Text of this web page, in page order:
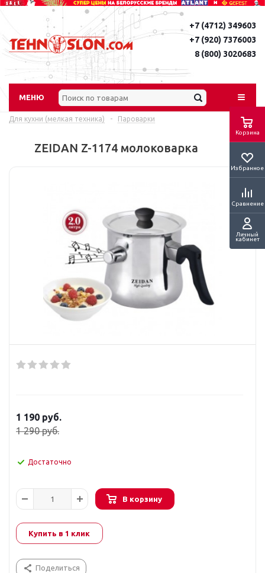
Корзина
Избранное
Сравнение
Личный
кабинет
+7 (4712) 349603
+7 (920) 7376003
8 (800) 3020683
МЕНЮ
Для кухни (мелкая техника) - Пароварки
ZEIDAN Z-1174 молоковарка
1 190 руб.
1 290руб.
Достаточно
В корзину
Купить в 1 клик
Поделиться